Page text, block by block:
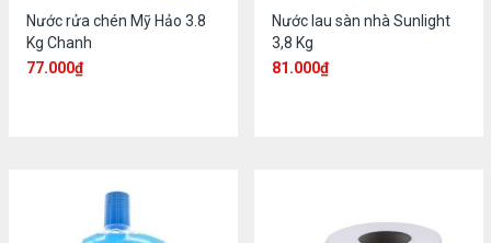
Nước rửa chén Mỹ Hảo 3.8
Kg Chanh
77.000₫
Nước lau sàn nhà Sunlight
3,8 Kg
81.000₫